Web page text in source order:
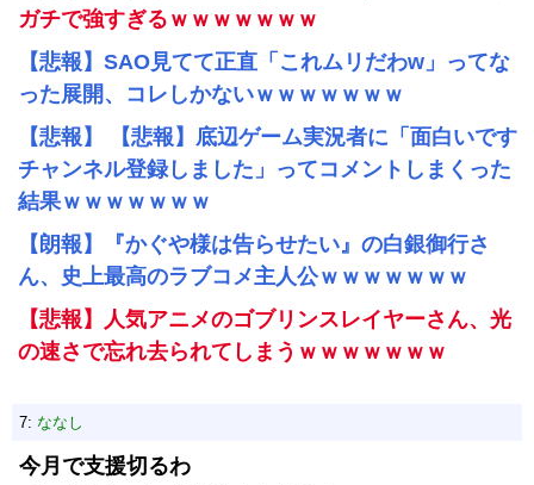
ガチで強すぎるｗｗｗｗｗｗｗ
【悲報】SAO見てて正直「これムリだわw」ってな
った展開、コレしかないｗｗｗｗｗｗｗ
【悲報】 【悲報】底辺ゲーム実況者に「面白いです
チャンネル登録しました」ってコメントしまくった
結果ｗｗｗｗｗｗｗ
【朗報】『かぐや様は告らせたい』の白銀御行さ
ん、史上最高のラブコメ主人公ｗｗｗｗｗｗｗ
【悲報】人気アニメのゴブリンスレイヤーさん、光
の速さで忘れ去られてしまうｗｗｗｗｗｗｗ
7: ななし
今月で支援切るわ